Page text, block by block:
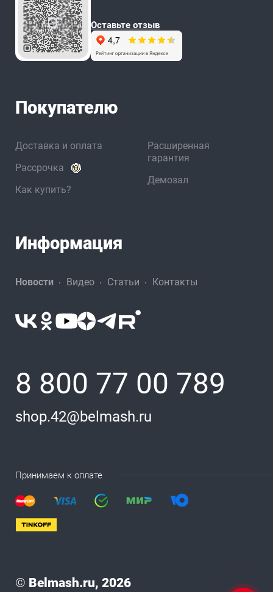
Оставьте отзыв
Покупателю
Доставка и оплата
Рассрочка
Как купить?
Расширенная
гарантия
Демозал
Информация
Новости Видео Статьи Контакты
8 800 77 00 789
shop.42@belmash.ru
Принимаем к оплате
© Belmash.ru, 2026